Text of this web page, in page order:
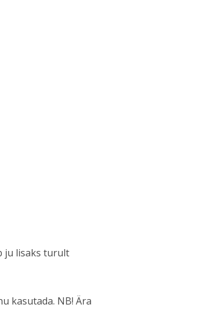
ju lisaks turult
kasutada. NB! Ära